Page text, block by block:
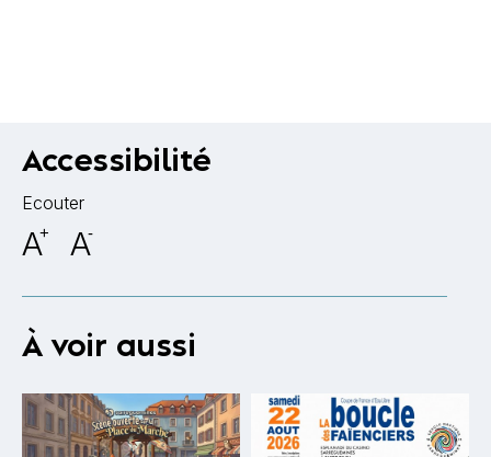
Accessibilité
Ecouter
A+ A-
À voir aussi